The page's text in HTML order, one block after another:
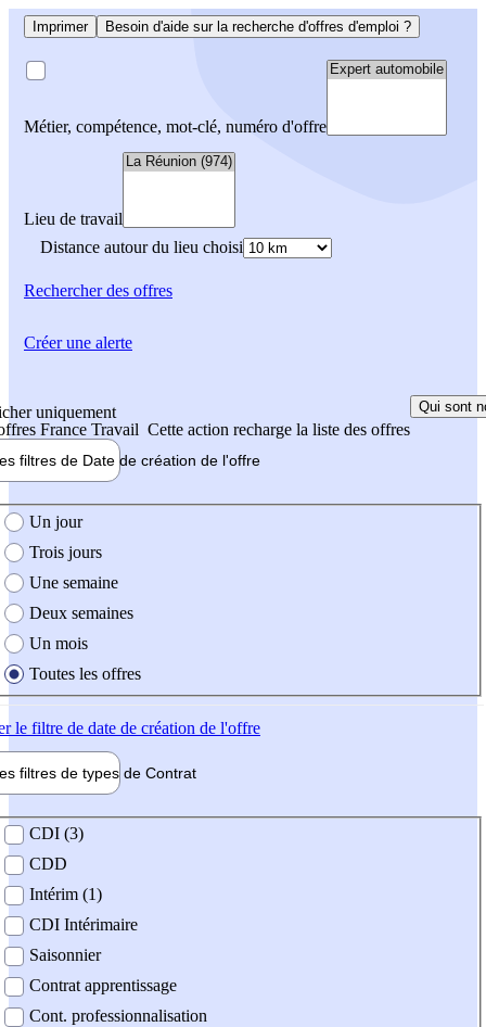
Imprimer Besoin d'aide sur la recherche d'offres d'emploi ?
Métier, compétence, mot-clé, numéro d'offre
Lieu de travail
Distance autour du lieu choisi
Rechercherdes offres
uniquement
France Travail Cette action recharge la liste des offres
Qui sont
filtres de Date de création de l'offre
création de l'offre
Un jour
Trois jours
Une semaine
Deux semaines
Un mois
Toutes les offres
le filtre de date de création de l'offre
filtres de types de Contrat
contrat
CDI (3)
CDD
Intérim (1)
CDI Intérimaire
Saisonnier
Contrat apprentissage
Cont. professionnalisation
Créer une alerte